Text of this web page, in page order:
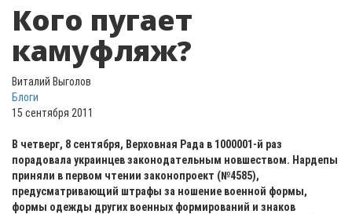
Кого пугает
камуфляж?
Виталий Выголов
Блоги
15 сентября 2011
В четверг, 8 сентября, Верховная Рада в 1000001-й раз
порадовала украинцев законодательным новшеством. Нардепы
приняли в первом чтении законопроект (№4585),
предусматривающий штрафы за ношение военной формы,
формы одежды других военных формирований и знаков